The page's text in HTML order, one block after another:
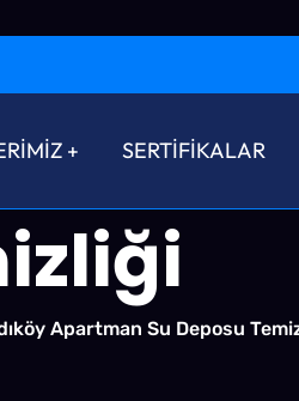
SERTİFİKALAR
Su
Apartman Su Deposu